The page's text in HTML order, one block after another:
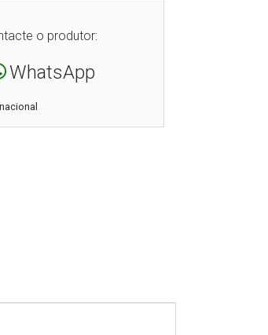
o produtor:
WhatsApp